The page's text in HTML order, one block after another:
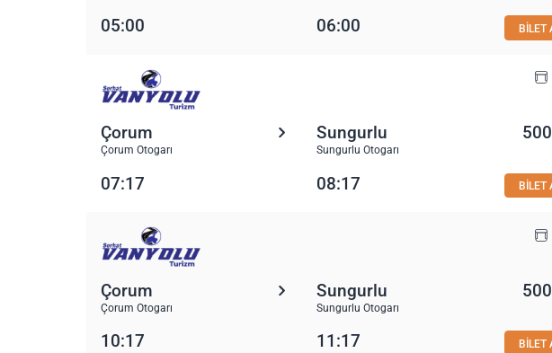
05:00 06:00 BİLET
Çorum
Çorum Otogarı
Sungurlu
Sungurlu Otogarı
07:17 08:17 BİLET
Çorum
Çorum Otogarı
Sungurlu
Sungurlu Otogarı
10:17 11:17 BİLET